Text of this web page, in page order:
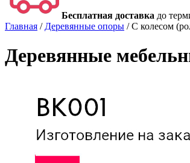
Бесплатная доставка до
Главная / Деревянные опоры /С колесом
Деревянные